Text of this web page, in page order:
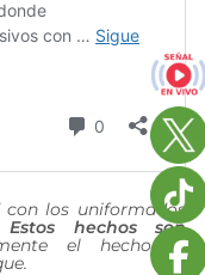
con los uniformados
Estos hechos son
el hecho la